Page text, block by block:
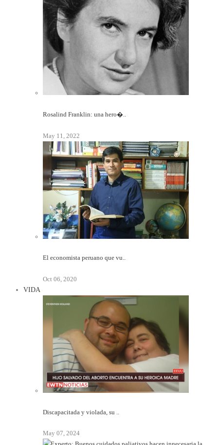
Rosalind Franklin: una hero�..
May 11, 2022
El economista peruano que vu..
Oct 06, 2020
VIDA
Discapacitada y violada, su ..
May 07, 2024